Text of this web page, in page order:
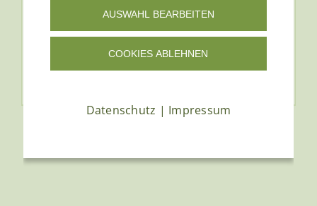
Enthält 20% MwSt.
191,67/ 1 kg) zzgl.Versand
AUSWAHL BEARBEITEN
COOKIES ABLEHNEN
Datenschutz | Impressum